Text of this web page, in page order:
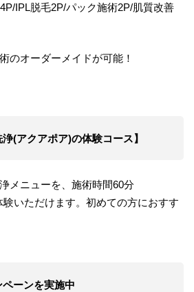
IPL脱毛2P/パック施術2P/肌質改善
のオーダーメイドが可能！
(アクアポア)の体験コース】
メニューを、施術時間60分
験いただけます。初めての方におすす
ーンを実施中